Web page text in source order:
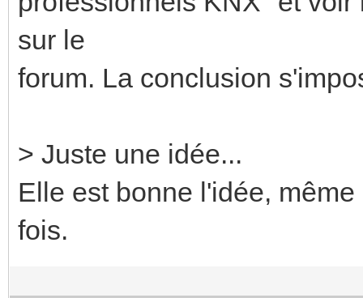
sur le
forum. La conclusion
> Juste une idée...
Elle est bonne l'idée,
fois.